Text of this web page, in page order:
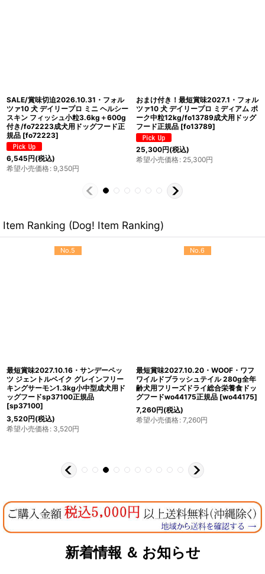
SALE/賞味切迫2026.10・フォルツァ
10 犬 デイリープロ ミニ ヘルシーダイ
ジェスチョン フィッシュ小粒
600g/fo72155成犬用ドッグフード正
規品 [fo72155]
1,386円(税込)
希望小売価格: 1,980円
おまけ付き！最短賞味2026.12・フォ
ルツァ10 犬 デイリープロ ミディアム
フィッシュ中粒12kg/fo13765成犬用
ドッグフード正規品 [fo13765
25,300円(税込)
希望小売価格: 25,300円
Item Ranking (Dog! Item Ranking)
No.5
最短賞味2027.10.16・サンデーペッ
ツ ジェントルベイク グレインフリー
キングサーモン1.3kg小中型成犬用ド
ッグフードsp37100正規品
[sp37100]
3,520円(税込)
希望小売価格: 3,520円
No.6
最短賞味2027.10.20・WOOF・ワフ
ワイルドブラッシュテイル 280g全年
齢犬用フリーズドライ総合栄養食ドッ
グフードwo44175正規品 [wo44175]
7,260円(税込)
希望小売価格: 7,260円
新着情報 ＆ お知らせ